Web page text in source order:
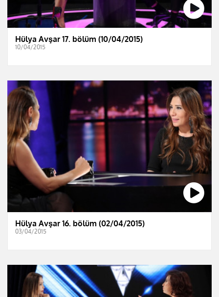
Hülya Avşar 17. bölüm (10/04/2015)
10/04/2015
Hülya Avşar 16. bölüm (02/04/2015)
03/04/2015